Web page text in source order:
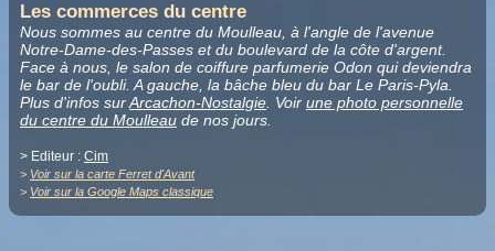
Les commerces du centre
Nous sommes au centre du Moulleau, à l'angle de l'avenue
Notre-Dame-des-Passes et du boulevard de la côte d'argent.
Face à nous, le salon de coiffure parfumerie Odon qui deviendra
le bar de l'oubli. A gauche, la bâche bleu du bar Le Paris-Pyla.
Plus d'infos surArcachon-Nostalgie. Voir une photo personnelle
du centre du Moulleau de nos jours.
> Editeur : Cim
> Voir sur la carte Ferret d'Avant
> Voir sur la Google Maps classique